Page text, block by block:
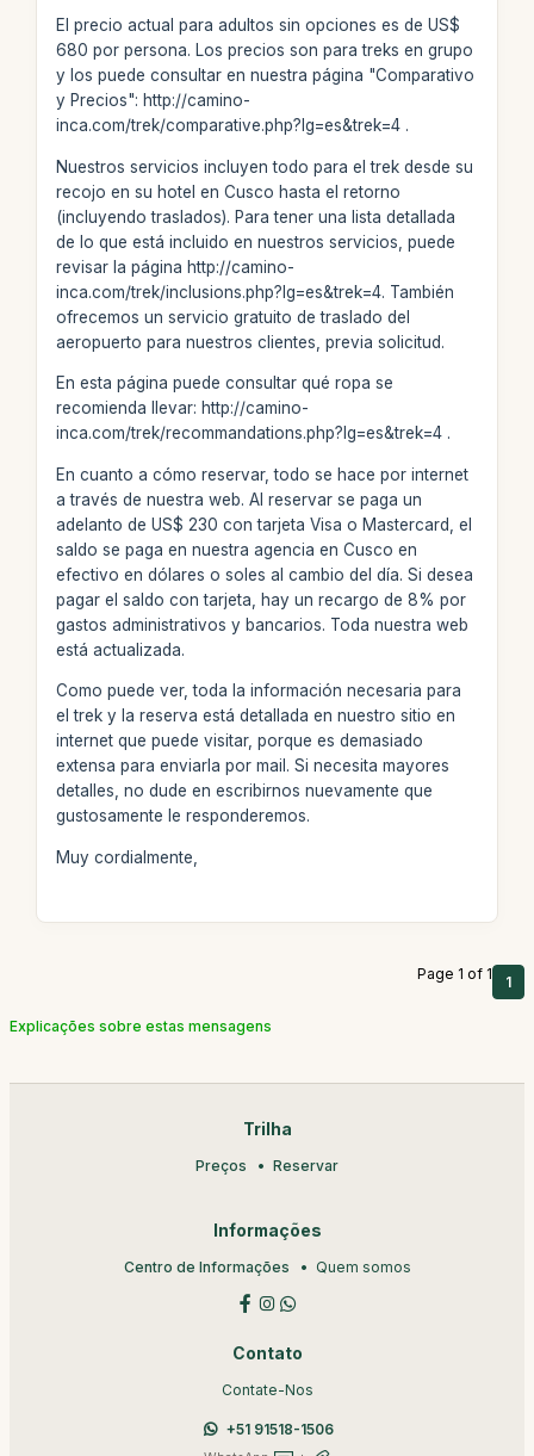
El precio actual para adultos sin opciones es de US$
680 por persona. Los precios son para treks en grupo
y los puede consultar en nuestra página "Comparativo
y Precios": http://camino-
inca.com/trek/comparative.php?lg=es&trek=4 .
Nuestros servicios incluyen todo para el trek desde su
recojo en su hotel en Cusco hasta el retorno
(incluyendo traslados). Para tener una lista detallada
de lo que está incluido en nuestros servicios, puede
revisar la página http://camino-
inca.com/trek/inclusions.php?lg=es&trek=4. También
ofrecemos un servicio gratuito de traslado del
aeropuerto para nuestros clientes, previa solicitud.
En esta página puede consultar qué ropa se
recomienda llevar: http://camino-
inca.com/trek/recommandations.php?lg=es&trek=4 .
En cuanto a cómo reservar, todo se hace por internet
a través de nuestra web. Al reservar se paga un
adelanto de US$ 230 con tarjeta Visa o Mastercard, el
saldo se paga en nuestra agencia en Cusco en
efectivo en dólares o soles al cambio del día. Si desea
pagar el saldo con tarjeta, hay un recargo de 8% por
gastos administrativos y bancarios. Toda nuestra web
está actualizada.
Como puede ver, toda la información necesaria para
el trek y la reserva está detallada en nuestro sitio en
internet que puede visitar, porque es demasiado
extensa para enviarla por mail. Si necesita mayores
detalles, no dude en escribirnos nuevamente que
gustosamente le responderemos.
Muy cordialmente,
Page 1 of 1 1
Explicações sobre estas mensagens
Trilha
Preços Reservar
Informações
Centro de Informações Quem somos
Contato
Contate-Nos
+51 91518-1506